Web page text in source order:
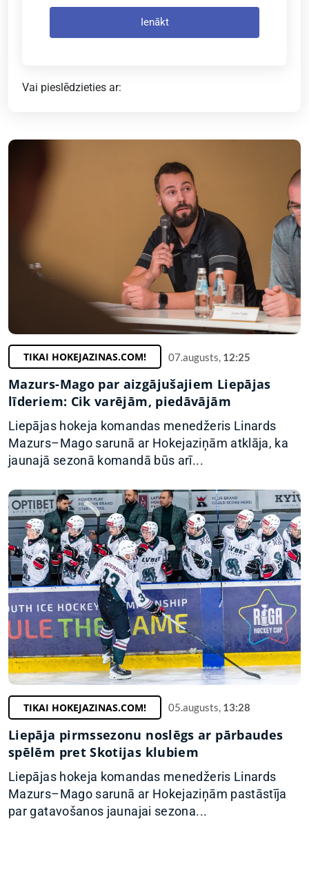
Ienākt
Vai pieslēdzieties ar:
TIKAI HOKEJAZINAS.COM! 07.augusts, 12:25
Mazurs-Mago par aizgājušajiem Liepājas
līderiem: Cik varējām, piedāvājām
Liepājas hokeja komandas menedžeris Linards
Mazurs–Mago sarunā ar Hokejaziņām atklāja, ka
jaunajā sezonā komandā būs arī...
TIKAI HOKEJAZINAS.COM! 05.augusts, 13:28
Liepāja pirmssezonu noslēgs ar pārbaudes
spēlēm pret Skotijas klubiem
Liepājas hokeja komandas menedžeris Linards
Mazurs–Mago sarunā ar Hokejaziņām pastāstīja
par gatavošanos jaunajai sezona...